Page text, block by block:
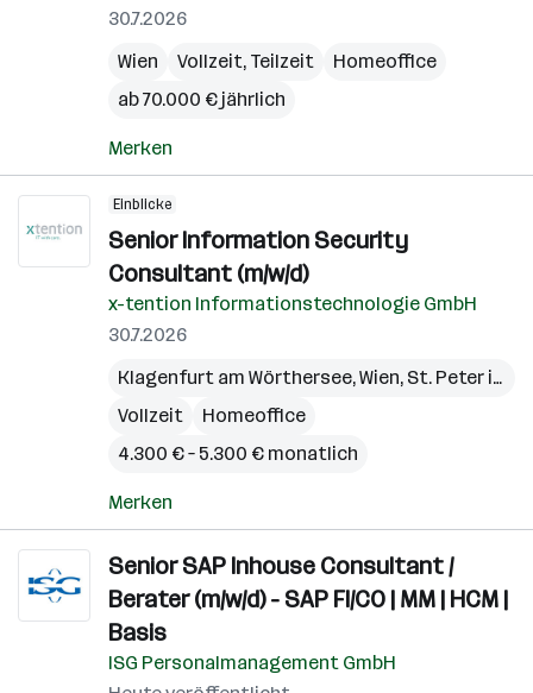
30.7.2026
Wien
Vollzeit, Teilzeit
Homeoffice
ab 70.000 € jährlich
Merken
Einblicke
Senior Information Security
Consultant (m/w/d)
x-tention Informationstechnologie GmbH
30.7.2026
Klagenfurt am Wörthersee,Wien, St. Peter in der Au
Vollzeit
Homeoffice
4.300 € – 5.300 € monatlich
Merken
Senior SAP Inhouse Consultant /
Berater (m/w/d) - SAP FI/CO | MM | HCM |
Basis
ISG Personalmanagement GmbH